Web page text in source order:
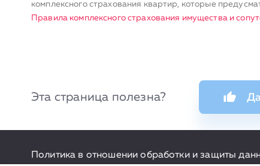
комплексного страхования квартир, которые
Правила комплексного страхования имущества и
Эта страница полезна?
Политика в отношении обработки и защиты